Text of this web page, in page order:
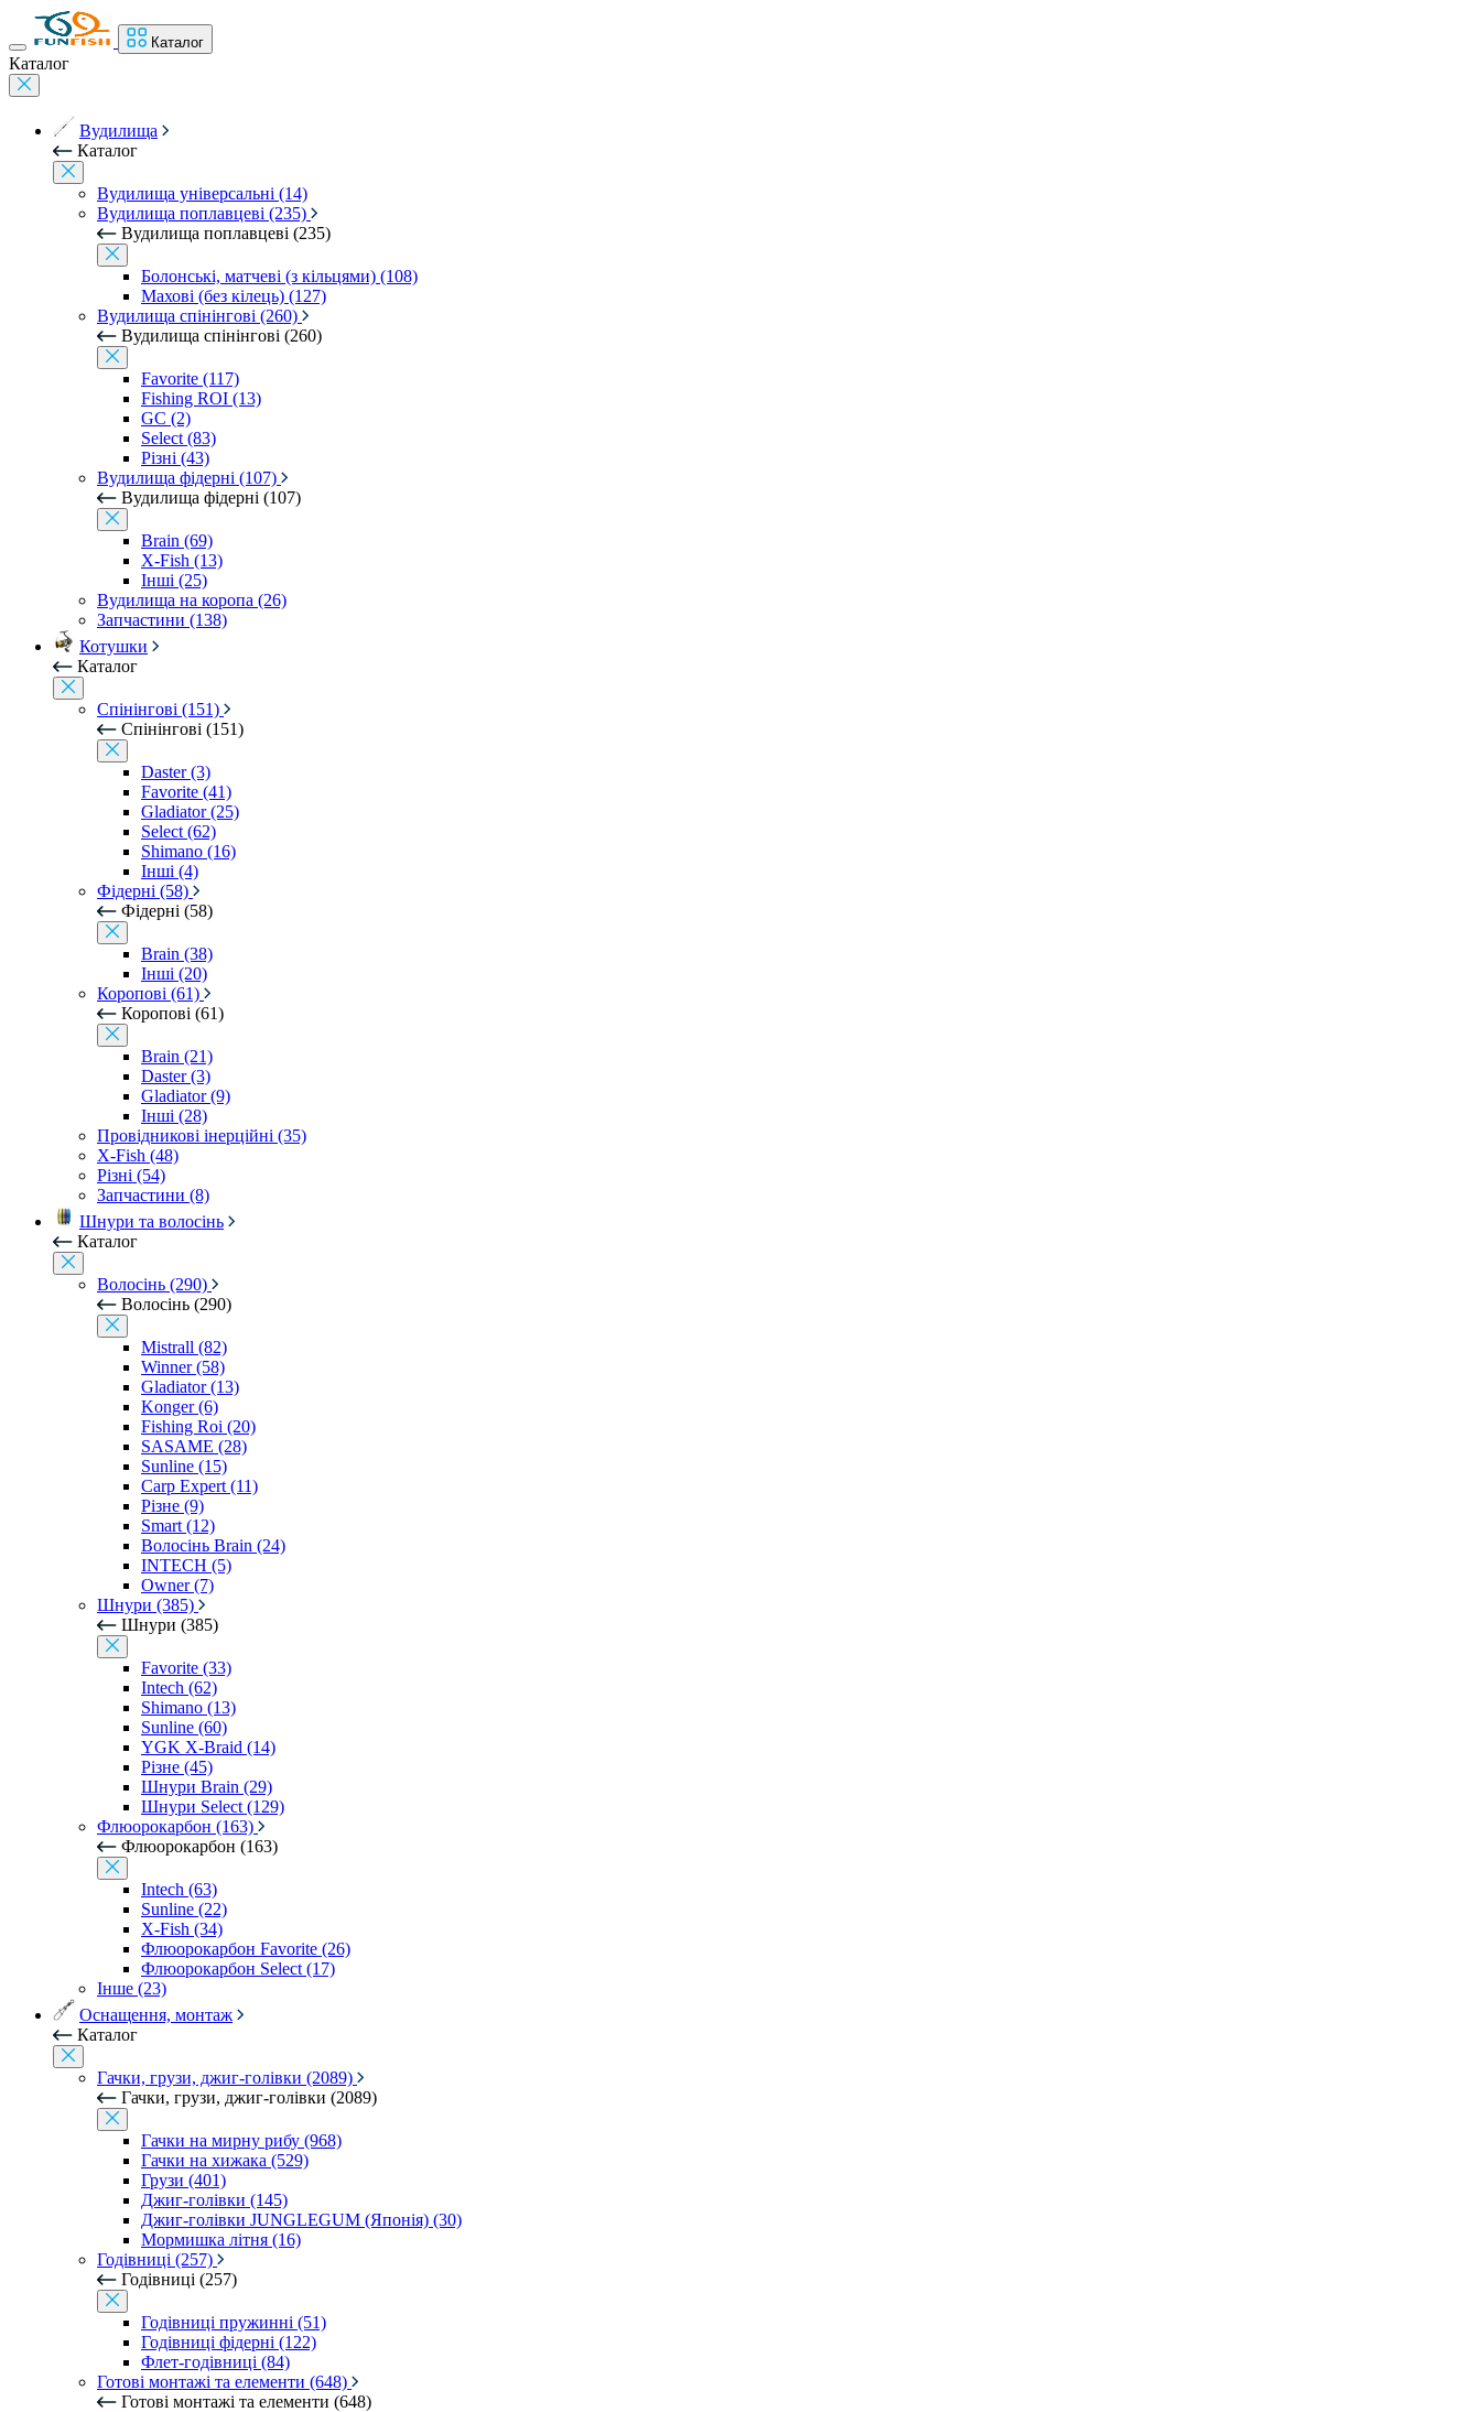
Каталог
Каталог
Вудилища
Каталог
Вудилища універсальні (14)
Вудилища поплавцеві (235)
Вудилища поплавцеві (235)
Болонські, матчеві (з кільцями) (108)
Махові (без кілець) (127)
Вудилища спінінгові (260)
Вудилища спінінгові (260)
Favorite (117)
Fishing ROI (13)
GC (2)
Select (83)
Різні (43)
Вудилища фідерні (107)
Вудилища фідерні (107)
Brain (69)
X-Fish (13)
Інші (25)
Вудилища на коропа (26)
Запчастини (138)
Котушки
Каталог
Спінінгові (151)
Спінінгові (151)
Daster (3)
Favorite (41)
Gladiator (25)
Select (62)
Shimano (16)
Інші (4)
Фідерні (58)
Фідерні (58)
Brain (38)
Інші (20)
Коропові (61)
Коропові (61)
Brain (21)
Daster (3)
Gladiator (9)
Інші (28)
Провідникові інерційні (35)
X-Fish (48)
Різні (54)
Запчастини (8)
Шнури та волосінь
Каталог
Волосінь (290)
Волосінь (290)
Mistrall (82)
Winner (58)
Gladiator (13)
Konger (6)
Fishing Roi (20)
SASAME (28)
Sunline (15)
Carp Expert (11)
Різне (9)
Smart (12)
Волосінь Brain (24)
INTECH (5)
Owner (7)
Шнури (385)
Шнури (385)
Favorite (33)
Intech (62)
Shimano (13)
Sunline (60)
YGK X-Braid (14)
Різне (45)
Шнури Brain (29)
Шнури Select (129)
Флюорокарбон (163)
Флюорокарбон (163)
Intech (63)
Sunline (22)
X-Fish (34)
Флюорокарбон Favorite (26)
Флюорокарбон Select (17)
Інше (23)
Оснащення, монтаж
Каталог
Гачки, грузи, джиг-голівки (2089)
Гачки, грузи, джиг-голівки (2089)
Гачки на мирну рибу (968)
Гачки на хижака (529)
Грузи (401)
Джиг-голівки (145)
Джиг-голівки JUNGLEGUM (Японія) (30)
Мормишка літня (16)
Годівниці (257)
Годівниці (257)
Годівниці пружинні (51)
Годівниці фідерні (122)
Флет-годівниці (84)
Готові монтажі та елементи (648)
Готові монтажі та елементи (648)